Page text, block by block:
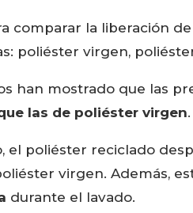
comparar la liberación
poliéster virgen,
han mostrado que las
las de poliéster virgen.
el poliéster reciclado
virgen. Además,
durante el lavado.